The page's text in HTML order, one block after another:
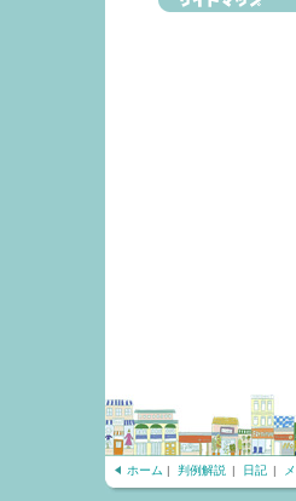
ホーム | 判例解説 | 日記 |